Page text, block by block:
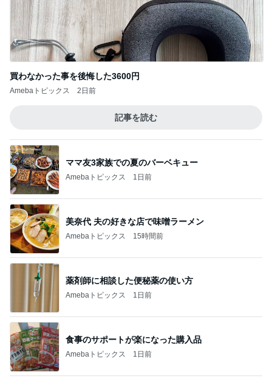
買わなかった事を後悔した3600円
Amebaトピックス 2日前
記事を読む
ママ友3家族での夏のバーベキュー
Amebaトピックス 1日前
美奈代 夫の好きな店で味噌ラーメン
Amebaトピックス 15時間前
薬剤師に相談した便秘薬の使い方
Amebaトピックス 1日前
食事のサポートが楽になった購入品
Amebaトピックス 1日前